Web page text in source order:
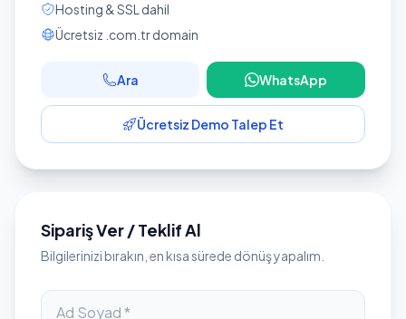
Hosting & SSL dahil
Ücretsiz .com.tr domain
Ara WhatsApp
Ücretsiz Demo Talep Et
Sipariş Ver / Teklif Al
Bilgilerinizi bırakın, en kısa sürede dönüş yapalım.